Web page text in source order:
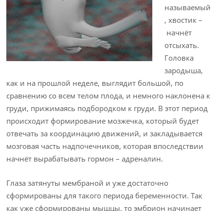
называемый
, хвостик –
начнёт
отсыхать.
Головка
зародыша,
как и на прошлой неделе, выглядит большой, по
сравнению со всем телом плода, и немного наклонена к
груди, прижимаясь подбородком к груди. В этот период
происходит формирование мозжечка, который будет
отвечать за координацию движений, и закладывается
мозговая часть надпочечников, которая впоследствии
начнёт вырабатывать гормон – адреналин.
Глаза затянуты мембраной и уже достаточно
сформированы для такого периода беременности. Так
как уже сформированы мышцы, то эмбрион начинает